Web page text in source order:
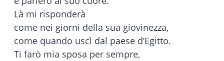
Là mi risponderà
come nei giorni della sua giovinezza,
come quando uscì dal paese d’Egitto.
Ti farò mia sposa per sempre,